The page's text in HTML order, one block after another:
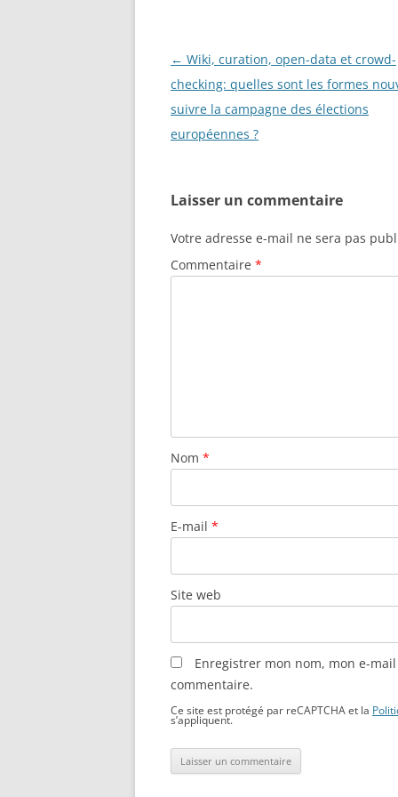
Navigation
des
articles
← Wiki, curation, open-data et crowd-
checking: quelles sont les formes
suivre la campagne des élections
européennes ?
Laisser un commentaire
Votre adresse e-mail ne sera pas
Commentaire *
Nom *
E-mail *
Site web
Enregistrer mon nom, mon e-
commentaire.
Ce site est protégé par reCAPTCHA et la
s’appliquent.